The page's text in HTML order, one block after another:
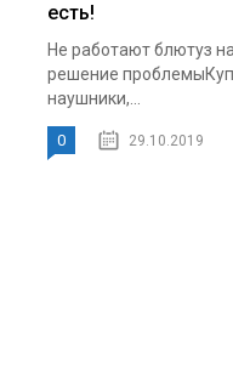
есть!
Не работают блютуз
решение
наушники,...
0 29.10.2019